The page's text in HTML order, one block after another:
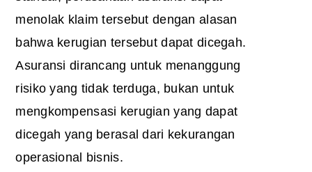
menolak klaim tersebut dengan alasan
bahwa kerugian tersebut dapat dicegah.
Asuransi dirancang untuk menanggung
risiko yang tidak terduga, bukan untuk
mengkompensasi kerugian yang dapat
dicegah yang berasal dari kekurangan
operasional bisnis.